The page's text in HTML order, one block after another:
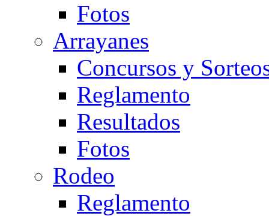
Fotos
Arrayanes
Concursos y
Reglamento
Resultados
Fotos
Rodeo
Reglamento